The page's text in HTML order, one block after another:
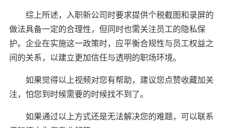
综上所述，入职新公司时要求提供个税截图和录屏的
做法具备一定的合理性，但同时也需关注员工的隐私保
护。企业在实施这一政策时，应平衡合规性与员工权益之
间的关系，以建立更加信任与透明的职场环境。
如果觉得以上视频对您有帮助，建议您点赞收藏加关
注，怕您到时候需要的时候找不到了。
如果通过以上方式还是无法解决您的难题，可以联系